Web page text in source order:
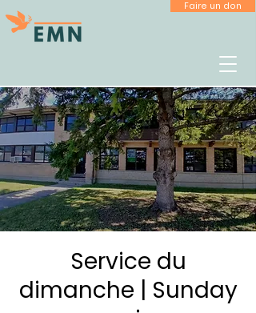
Faire un don
Service du
dimanche | Sunday